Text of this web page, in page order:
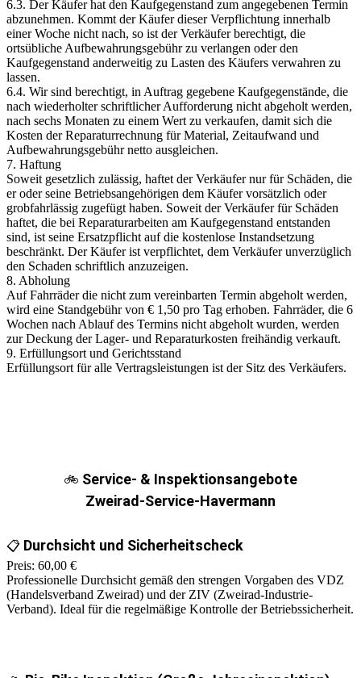
6.3. Der Käufer hat den Kaufgegenstand zum angegebenen Termin
abzunehmen. Kommt der Käufer dieser Verpflichtung innerhalb
einer Woche nicht nach, so ist der Verkäufer berechtigt, die
ortsübliche Aufbewahrungsgebühr zu verlangen oder den
Kaufgegenstand anderweitig zu Lasten des Käufers verwahren zu
lassen.
6.4. Wir sind berechtigt, in Auftrag gegebene Kaufgegenstände, die
nach wiederholter schriftlicher Aufforderung nicht abgeholt werden,
nach sechs Monaten zu einem Wert zu verkaufen, damit sich die
Kosten der Reparaturrechnung für Material, Zeitaufwand und
Aufbewahrungsgebühr netto ausgleichen.
7. Haftung
Soweit gesetzlich zulässig, haftet der Verkäufer nur für Schäden, die
er oder seine Betriebsangehörigen dem Käufer vorsätzlich oder
grobfahrlässig zugefügt haben. Soweit der Verkäufer für Schäden
haftet, die bei Reparaturarbeiten am Kaufgegenstand entstanden
sind, ist seine Ersatzpflicht auf die kostenlose Instandsetzung
beschränkt. Der Käufer ist verpflichtet, dem Verkäufer unverzüglich
den Schaden schriftlich anzuzeigen.
8. Abholung
Auf Fahrräder die nicht zum vereinbarten Termin abgeholt werden,
wird eine Standgebühr von € 1,50 pro Tag erhoben. Fahrräder, die 6
Wochen nach Ablauf des Termins nicht abgeholt wurden, werden
zur Deckung der Lager- und Reparaturkosten freihändig verkauft.
9. Erfüllungsort und Gerichtsstand
Erfüllungsort für alle Vertragsleistungen ist der Sitz des Verkäufers.
🚲 Service- & Inspektionsangebote
Zweirad-Service-Havermann
📋 Durchsicht und Sicherheitscheck
Preis: 60,00 €
Professionelle Durchsicht gemäß den strengen Vorgaben des VDZ
(Handelsverband Zweirad) und der ZIV (Zweirad-Industrie-
Verband). Ideal für die regelmäßige Kontrolle der Betriebssicherheit.